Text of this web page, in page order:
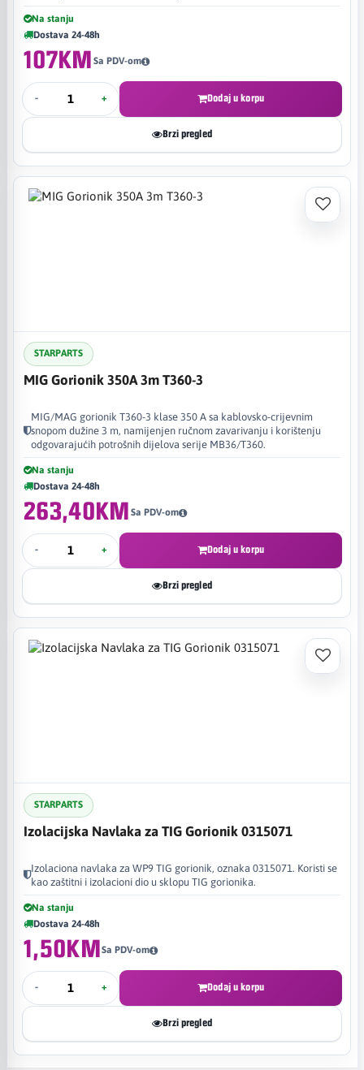
Na stanju
Dostava 24-48h
107KM Sa PDV-om
- + Dodaj u korpu
Brzi pregled
STARPARTS
MIG Gorionik 350A 3m T360-3
MIG/MAG gorionik T360-3 klase 350 A sa kablovsko-crijevnim
snopom dužine 3 m, namijenjen ručnom zavarivanju i korištenju
odgovarajućih potrošnih dijelova serije MB36/T360.
Na stanju
Dostava 24-48h
263,40KM Sa PDV-om
- + Dodaj u korpu
Brzi pregled
STARPARTS
Izolacijska Navlaka za TIG Gorionik 0315071
Izolaciona navlaka za WP9 TIG gorionik, oznaka 0315071. Koristi se
kao zaštitni i izolacioni dio u sklopu TIG gorionika.
Na stanju
Dostava 24-48h
1,50KMSa PDV-om
- + Dodaj u korpu
Brzi pregled